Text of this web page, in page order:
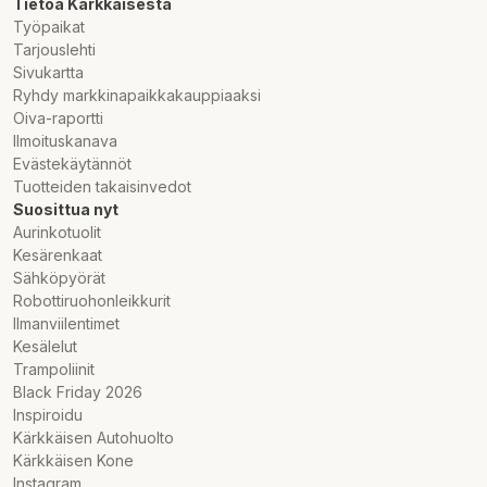
• SMS-viesti virtakatkoista
• SimPal etäpistorasiat max 4x
• SimPal langattomat anturit max 6x
• Viikkokalenteri, ajastukset
• Käyttölämpötila-alue: -30...+35C
• Merkki-LEDit: Virta, GSM, Kytkentärele
• Virrankulutus lepotilassa: <1mA
• Maadoitettu EU-pistorasia
• EAN-viivakoodi: 6975545342509
• CE-hyväksytty
Tietoa Kärkkäisestä
Työpaikat
Tarjouslehti
Sivukartta
Ryhdy markkinapaikkakauppiaaksi
Oiva-raportti
Ilmoituskanava
Evästekäytännöt
Tuotteiden takaisinvedot
Suosittua nyt
Aurinkotuolit
Kesärenkaat
Sähköpyörät
Robottiruohonleikkurit
Ilmanviilentimet
Kesälelut
Trampoliinit
Black Friday 2026
Inspiroidu
Kärkkäisen Autohuolto
Kärkkäisen Kone